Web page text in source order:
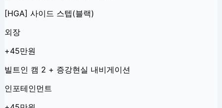
[HGA] 사이드 스텝(블랙)
외장
+45만원
빌트인 캠 2 + 증강현실 내비게이션
인포테인먼트